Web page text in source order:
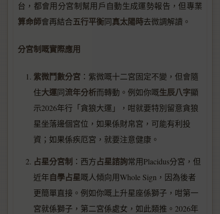
台，都會用分宮制幫用戶自動生成運勢報告，但專業
算命師會再結合五行平衡同真太陽時去微調解讀。
分宮制嘅實際應用
紫微鬥數分宮 ：紫微嘅十二宮固定不變，但會隨
住大運同流年分析而轉動。例如你嘅生辰八字顯
示2026年行「貪狼大運」，咁就要特別留意貪狼
星坐落邊個宮位，如果係財帛宮，可能有利投
資；如果係疾厄宮，就要注意健康。
占星分宮制 ：西方占星諮詢常用Placidus分宮，但
近年自學占星嘅人傾向用Whole Sign，因為後者
更簡單直接。例如你嘅上升星座係獅子，咁第一
宮就係獅子，第二宮係處女，如此類推。2026年